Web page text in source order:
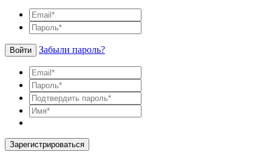
Войти Забыли пароль?
Зарегистрироваться